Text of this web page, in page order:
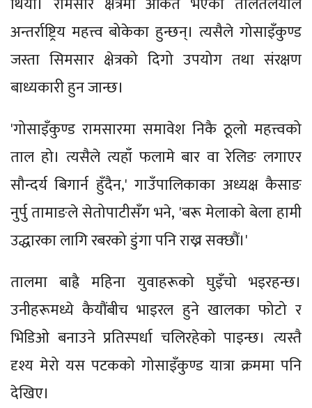
अन्तर्राष्ट्रिय महत्त्व बोकेका हुन्छन्। त्यसैले गोसाइँकुण्ड
जस्ता सिमसार क्षेत्रको दिगो उपयोग तथा संरक्षण
बाध्यकारी हुन जान्छ।
'गोसाइँकुण्ड रामसारमा समावेश निकै ठूलो महत्त्वको
ताल हो। त्यसैले त्यहाँ फलामे बार वा रेलिङ लगाएर
सौन्दर्य बिगार्न हुँदैन,' गाउँपालिकाका अध्यक्ष कैसाङ
नुर्पु तामाङले सेतोपाटीसँग भने, 'बरू मेलाको बेला हामी
उद्धारका लागि रबरको डुंगा पनि राख्न सक्छौं।'
तालमा बाह्रै महिना युवाहरूको घुइँचो भइरहन्छ।
उनीहरूमध्ये कैयौंबीच भाइरल हुने खालका फोटो र
भिडिओ बनाउने प्रतिस्पर्धा चलिरहेको पाइन्छ। त्यस्तै
दृश्य मेरो यस पटकको गोसाइँकुण्ड यात्रा क्रममा पनि
देखिए।